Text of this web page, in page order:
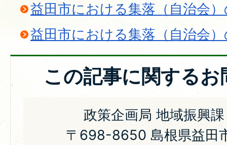
益田市における集落（自治会
益田市における集落（自治会
この記事に関する
政策企画局 地域振興
〒698-8650 島根県益田